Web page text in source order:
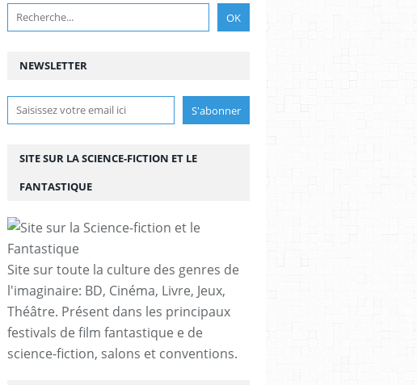
ROMANS,SF,PRÉSENCE D'ESPRIT,ILLUSTRATION
NEWSLETTER
SITE SUR LA SCIENCE-FICTION ET LE
FANTASTIQUE
Site sur toute la culture des genres de
l'imaginaire: BD, Cinéma, Livre, Jeux,
Théâtre. Présent dans les principaux
festivals de film fantastique e de
science-fiction, salons et conventions.